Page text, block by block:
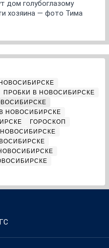
дом голубоглазому
хозяина — фото Тима
ПРОБКИ В НОВОСИБИРСКЕ
НОВОСИБИРСКЕ
ГОРОСКОП